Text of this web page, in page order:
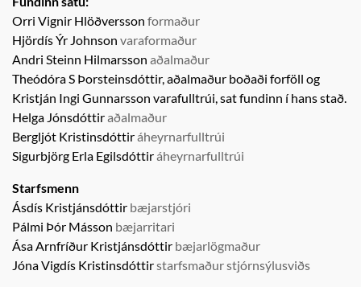
Orri Vignir Hlöðversson formaður
Hjördís Ýr Johnson varaformaður
Andri Steinn Hilmarsson aðalmaður
Theódóra S Þorsteinsdóttir, aðalmaður boðaði forföll og
Kristján Ingi Gunnarsson varafulltrúi,sat fundinn í hans stað.
Helga Jónsdóttiraðalmaður
Bergljót Kristinsdóttiráheyrnarfulltrúi
Sigurbjörg Erla Egilsdóttiráheyrnarfulltrúi
Starfsmenn
Ásdís Kristjánsdóttir bæjarstjóri
Pálmi Þór Másson bæjarritari
Ása Arnfríður Kristjánsdóttir bæjarlögmaður
Jóna Vigdís Kristinsdóttirstarfsmaður stjórnsýlusviðs